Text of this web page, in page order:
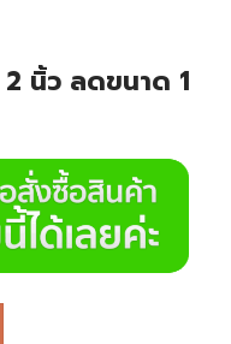
นิ้ว ลดขนาด 1